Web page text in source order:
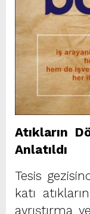
Atıkların
Anlatıldı
Tesis
katı
ayrıştırma